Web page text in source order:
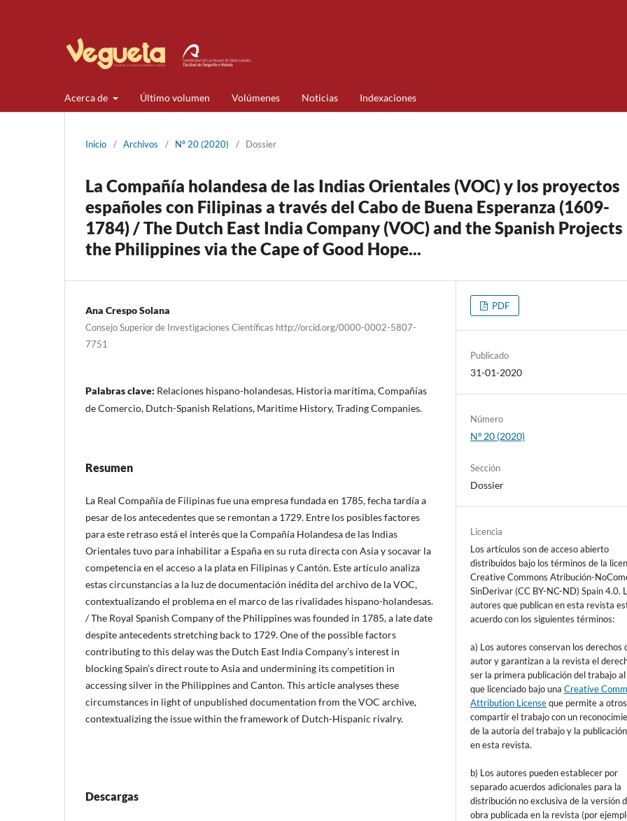
Acerca de Último volumen Volúmenes Noticias Indexaciones
Inicio / Archivos / Nº 20 (2020) / Dossier
La Compañía holandesa de las Indias Orientales (VOC) y los proyectos
españoles con Filipinas a través del Cabo de Buena Esperanza (1609-
1784) / The Dutch East India Company (VOC) and the Spanish Projects
the Philippines via the Cape of Good Hope...
Ana Crespo Solana
Consejo Superior de Investigaciones Científicas http://orcid.org/0000-0002-5807-
7751
Palabras clave: Relaciones hispano-holandesas, Historia marítima, Compañías
de Comercio, Dutch-Spanish Relations, Maritime History, Trading Companies.
Resumen
La Real Compañía de Filipinas fue una empresa fundada en 1785, fecha tardía a
pesar de los antecedentes que se remontan a 1729. Entre los posibles factores
para este retraso está el interés que la Compañía Holandesa de las Indias
Orientales tuvo para inhabilitar a España en su ruta directa con Asia y socavar la
competencia en el acceso a la plata en Filipinas y Cantón. Este artículo analiza
estas circunstancias a la luz de documentación inédita del archivo de la VOC,
contextualizando el problema en el marco de las rivalidades hispano-holandesas.
/ The Royal Spanish Company of the Philippines was founded in 1785, a late date
despite antecedents stretching back to 1729. One of the possible factors
contributing to this delay was the Dutch East India Company’s interest in
blocking Spain’s direct route to Asia and undermining its competition in
accessing silver in the Philippines and Canton. This article analyses these
circumstances in light of unpublished documentation from the VOC archive,
contextualizing the issue within the framework of Dutch-Hispanic rivalry.
Descargas
PDF
Publicado
31-01-2020
Número
Nº 20 (2020)
Sección
Dossier
Licencia
Los artículos son de acceso abierto
distribuidos bajo los términos de la
Creative Commons Atribución-
SinDerivar (CC BY-NC-ND) Spain 4.0.
autores que publican en esta revista
acuerdo con los siguientes términos:
a) Los autores conservan los derechos
autor y garantizan a la revista el
ser la primera publicación del trabajo
que licenciado bajo unaCreative
Attribution Licenseque permite a otros
compartir el trabajo con un
de la autoría del trabajo y la
en esta revista.
b) Los autores pueden establecer por
separado acuerdos adicionales para la
distribución no exclusiva de la versión
obra publicada en la revista (por